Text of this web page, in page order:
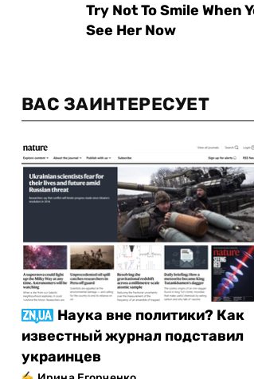
ВАС ЗАИНТЕРЕСУЕТ
Наука вне политики? Как
известный журнал подставил
украинцев